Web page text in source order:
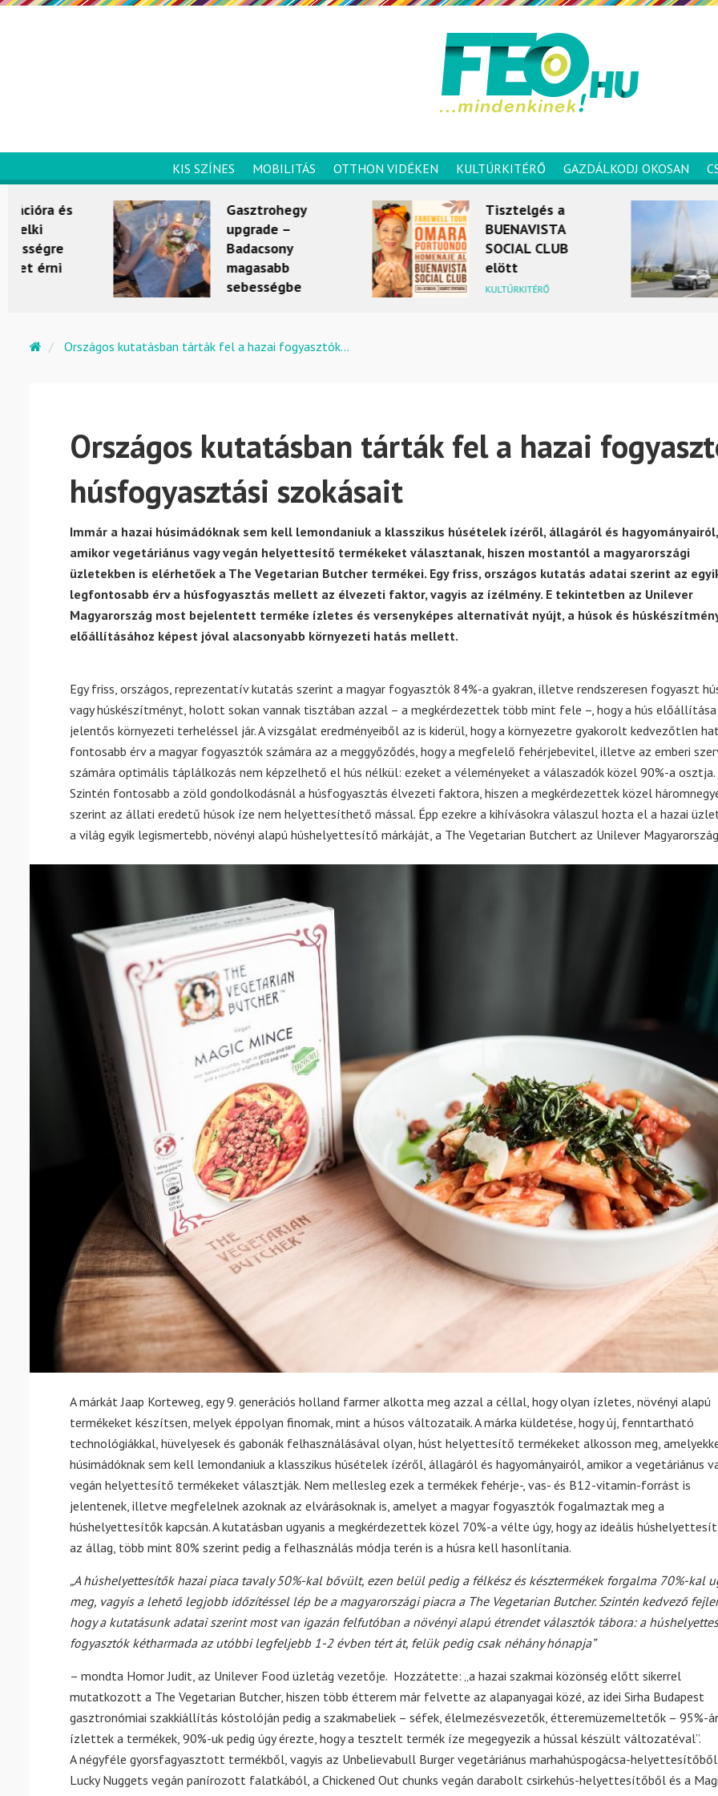
KIS SZÍNES MOBILITÁS OTTHON VIDÉKEN KULTÚRKITÉRŐ GAZDÁLKODJ OKOSAN
Gasztrohegy
upgrade –
Badacsony
magasabb
sebességbe
Tisztelgés a
BUENAVISTA
SOCIAL CLUB
elött
KULTÚRKITÉRŐ
A
2024
Országos kutatásban tárták fel a hazai fogyasztók...
Országos kutatásban tárták fel a hazai
húsfogyasztási szokásait
Immár a hazai húsimádóknak sem kell lemondaniuk a klasszikus húsételek ízéről, állagáról és hagyományairól,
amikor vegetáriánus vagy vegán helyettesítő termékeket választanak, hiszen mostantól a magyarországi
üzletekben is elérhetőek a The Vegetarian Butcher termékei. Egy friss, országos kutatás adatai szerint az
legfontosabb érv a húsfogyasztás mellett az élvezeti faktor, vagyis az ízélmény. E tekintetben az Unilever
Magyarország most bejelentett terméke ízletes és versenyképes alternatívát nyújt, a húsok és
előállításához képest jóval alacsonyabb környezeti hatás mellett.
Egy friss, országos, reprezentatív kutatás szerint a magyar fogyasztók 84%-a gyakran, illetve rendszeresen fogyaszt
vagy húskészítményt, holott sokan vannak tisztában azzal – a megkérdezettek több mint fele –, hogy a hús előállítása
jelentős környezeti terheléssel jár. A vizsgálat eredményeiből az is kiderül, hogy a környezetre gyakorolt kedvezőtlen
fontosabb érv a magyar fogyasztók számára az a meggyőződés, hogy a megfelelő fehérjebevitel, illetve az emberi
számára optimális táplálkozás nem képzelhető el hús nélkül: ezeket a véleményeket a válaszadók közel 90%-a osztja.
Szintén fontosabb a zöld gondolkodásnál a húsfogyasztás élvezeti faktora, hiszen a megkérdezettek közel
szerint az állati eredetű húsok íze nem helyettesíthető mással. Épp ezekre a kihívásokra válaszul hozta el a hazai
a világ egyik legismertebb, növényi alapú húshelyettesítő márkáját, a The Vegetarian Butchert az Unilever
A márkát Jaap Korteweg, egy 9. generációs holland farmer alkotta meg azzal a céllal, hogy olyan ízletes, növényi alapú
termékeket készítsen, melyek éppolyan finomak, mint a húsos változataik. A márka küldetése, hogy új, fenntartható
technológiákkal, hüvelyesek és gabonák felhasználásával olyan, húst helyettesítő termékeket alkosson meg,
húsimádóknak sem kell lemondaniuk a klasszikus húsételek ízéről, állagáról és hagyományairól, amikor a vegetáriánus
vegán helyettesítő termékeket választják. Nem mellesleg ezek a termékek fehérje-, vas- és B12-vitamin-forrást is
jelentenek, illetve megfelelnek azoknak az elvárásoknak is, amelyet a magyar fogyasztók fogalmaztak meg a
húshelyettesítők kapcsán. A kutatásban ugyanis a megkérdezettek közel 70%-a vélte úgy, hogy az ideális
az állag, több mint 80% szerint pedig a felhasználás módja terén is a húsra kell hasonlítania.
„A húshelyettesítők hazai piaca tavaly 50%-kal bővült, ezen belül pedig a félkész és késztermékek forgalma 70%-kal
meg, vagyis a lehető legjobb időzítéssel lép be a magyarországi piacra a The Vegetarian Butcher. Szintén kedvező
hogy a kutatásunk adatai szerint most van igazán felfutóban a növényi alapú étrendet választók tábora: a
fogyasztók kétharmada az utóbbi legfeljebb 1-2 évben tért át, felük pedig csak néhány hónapja”
– mondta Homor Judit, az Unilever Food üzletág vezetője. Hozzátette: „a hazai szakmai közönség előtt sikerrel
mutatkozott a The Vegetarian Butcher, hiszen több étterem már felvette az alapanyagai közé, az idei Sirha Budapest
gasztronómiai szakkiállítás kóstolóján pedig a szakmabeliek – séfek, élelmezésvezetők, étteremüzemeltetők – 95%-
ízlettek a termékek, 90%-uk pedig úgy érezte, hogy a tesztelt termék íze megegyezik a hússal készült változatéval”.
A négyféle gyorsfagyasztott termékből, vagyis az Unbelievabull Burger vegetáriánus marhahúspogácsa-
Lucky Nuggets vegán panírozott falatkából, a Chickened Out chunks vegán darabolt csirkehús-helyettesítőből és a